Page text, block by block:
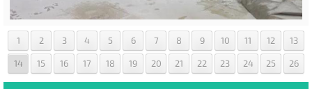
1 2 3 4 5 6 7 8 9 10 11 12 13
14 15 16 17 18 19 20 21 22 23 24 25 26